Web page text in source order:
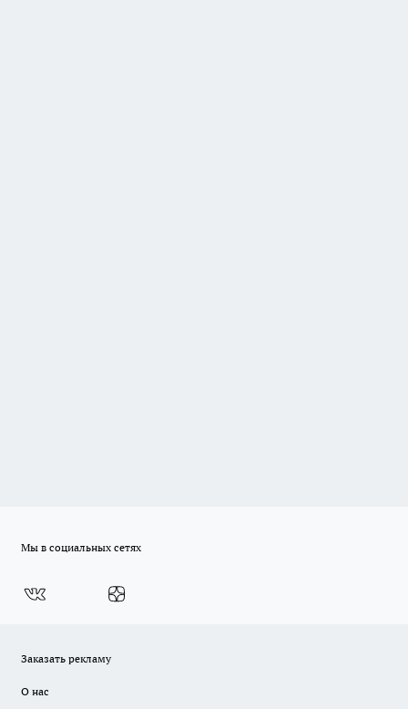
Мы в социальных сетях
Заказать рекламу
О нас